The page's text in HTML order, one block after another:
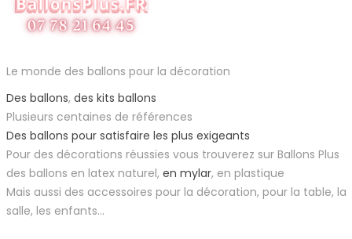
Le monde des ballons pour la décoration
Des ballons, des kits ballons
Plusieurs centaines de références
Des ballons pour satisfaire les plus exigeants
Pour des décorations réussies vous trouverez sur Ballons Plus
des ballons en latex naturel, en mylar, en plastique
Mais aussi des accessoires pour la décoration, pour la table, la
salle, les enfants...